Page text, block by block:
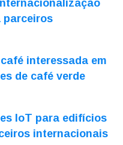
parceiros
interessada em
de café verde
IoT para edifícios
internacionais